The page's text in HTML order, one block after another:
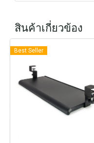
สินค้าเกี่ยวข้อง
Best Seller